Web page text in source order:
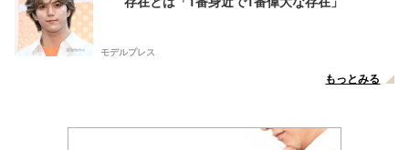
モデルプレス
もっとみる